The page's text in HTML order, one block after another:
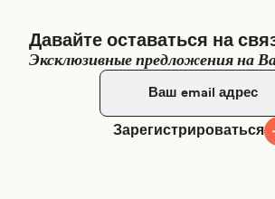
Давайте оставаться на
Эксклюзивные предложения на
Зарегистрироваться